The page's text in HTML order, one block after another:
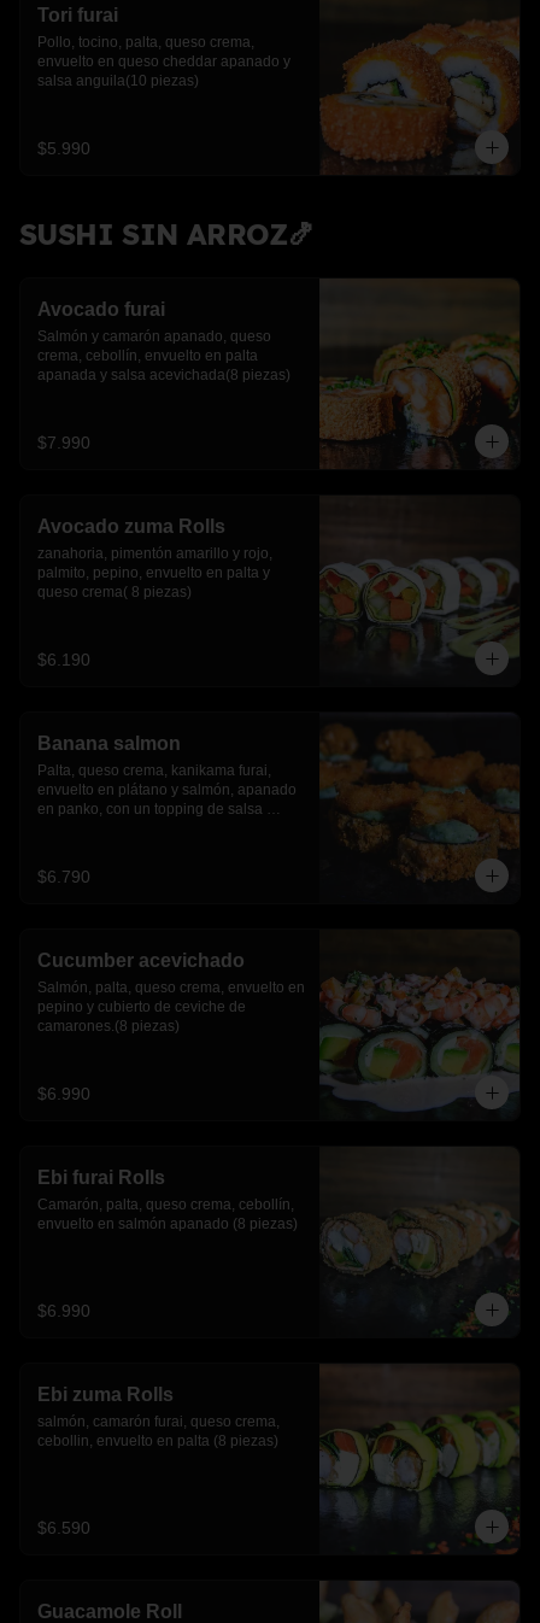
Tori furai
Pollo, tocino, palta, queso crema,
envuelto en queso cheddar apanado y
salsa anguila(10 piezas)
$5.990
SUSHI SIN ARROZ🍤
Avocado furai
Salmón y camarón apanado, queso
crema, cebollín, envuelto en palta
apanada y salsa acevichada(8 piezas)
$7.990
Avocado zuma Rolls
zanahoria, pimentón amarillo y rojo,
palmito, pepino, envuelto en palta y
queso crema( 8 piezas)
$6.190
Banana salmon
Palta, queso crema, kanikama furai,
envuelto en plátano y salmón, apanado
en panko, con un topping de salsa
$6.790
Cucumber acevichado
Salmón, palta, queso crema, envuelto en
pepino y cubierto de ceviche de
camarones.(8 piezas)
$6.990
Ebi furai Rolls
Camarón, palta, queso crema, cebollín,
envuelto en salmón apanado (8 piezas)
$6.990
Ebi zuma Rolls
salmón, camarón furai, queso crema,
cebollin, envuelto en palta (8 piezas)
$6.590
Guacamole Roll